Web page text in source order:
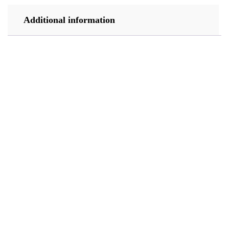
Additional information